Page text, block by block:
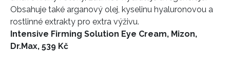
Obsahuje také arganový olej, kyselinu hyaluronovou a
rostlinné extrakty pro extra výživu.
Intensive Firming Solution Eye Cream, Mizon,
Dr.Max, 539 Kč